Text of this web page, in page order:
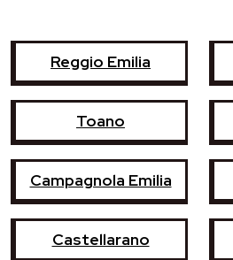
Reggio Emilia
Toano
Campagnola Emilia
Castellarano